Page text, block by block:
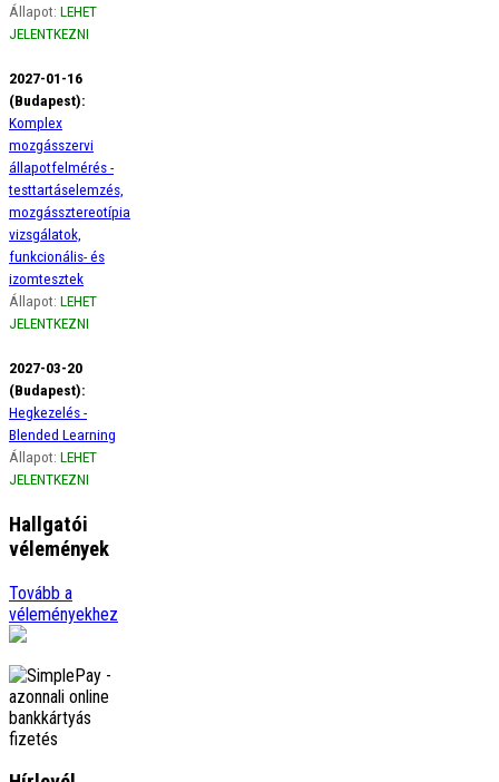
Állapot: LEHET
JELENTKEZNI
2027-01-16
(Budapest):
Komplex
mozgásszervi
állapotfelmérés -
testtartáselemzés,
mozgássztereotípia
vizsgálatok,
funkcionális- és
izomtesztek
Állapot: LEHET
JELENTKEZNI
2027-03-20
(Budapest):
Hegkezelés -
Blended Learning
Állapot: LEHET
JELENTKEZNI
Hallgatói
vélemények
Ági
Szeretném szivből jövő
hálámat kifejezni a gerinces
kurzus óta életemben
előszor figyelek a borzasztó
tartásomra, amikor
görbülök, …tovább
Adrienn
Örülök, hogy
őrült sokat tanultam Tőletek.
Tovább a
véleményekhez